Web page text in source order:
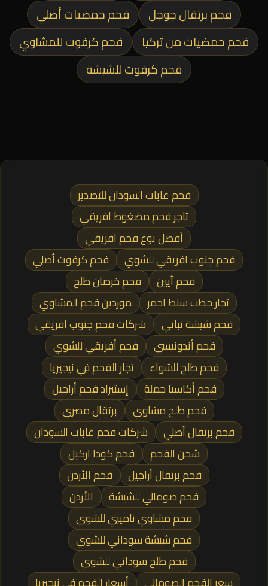
فحم برتقال جوجل
فحم حمضيات أصلي
فحم حمضيات من تركيا
فحم كرفوت للمشاوي
فحم كرفوت للشيشة
فحم غابات السودان للتصدير
تاجر فحم مضغوط افريقي
أفضل نوع فحم افريقي
فحم جنوب افريقي للشوي
فحم كرفوت أصلي
فحم آيين
فحم خرصان طلح
تجار حطب سنط احمر
موردين فحم المشاوي
فحم شيشة نباتي
شركات فحم جنوب افريقي
فحم أندونيسي
فحم أفريقي للشوي
فحم طلح للشواء
تجار الفحم في نيجيريا
فحم أكاسيا جملة
إستيراد فحم أراجيل
فحم طلح مشاوي
برتقال مصري
فحم برتقال أصلي
شركات فحم غابات السودان
شحن الفحم
فحم كودا اركيل
فحم برتقال أراجيل
فحم الأردن
فحم صومالي للشيشة
الأردن
فحم مشاوي ناميبي للشوي
فحم شيشة سوداني للشوي
فحم طلح سوداني للشوي